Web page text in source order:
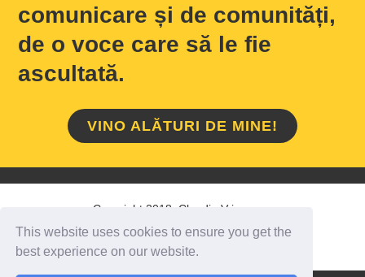
This website uses cookies to ensure you get the
best experience on our website.
comunicare și de comunități,
de o voce care să le fie
ascultată.
VINO ALĂTURI DE MINE!
Copyright 2018 Claudiu Vrinceanu
HOME / DESPRE MINE CONTACT